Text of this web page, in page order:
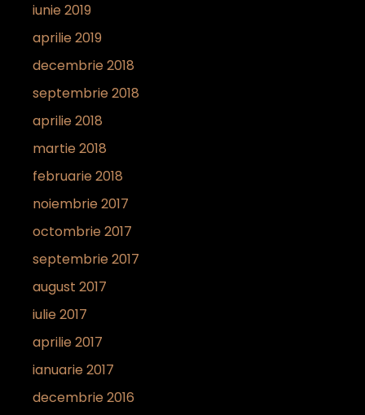
iunie 2019
aprilie 2019
decembrie 2018
septembrie 2018
aprilie 2018
martie 2018
februarie 2018
noiembrie 2017
octombrie 2017
septembrie 2017
august 2017
iulie 2017
aprilie 2017
ianuarie 2017
decembrie 2016